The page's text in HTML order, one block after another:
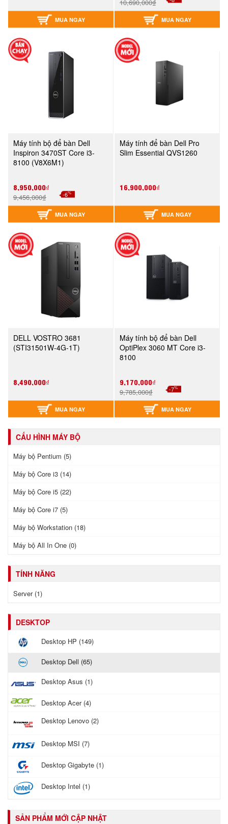
MUA NGAY
10,690,000₫
MUA NGAY
Máy tính bộ để bàn Dell
Inspiron 3470ST Core i3-
8100 (V8X6M1)
8,950,000₫
9,456,000₫ -6%
MUA NGAY
Máy tính để bàn Dell Pro
Slim Essential QVS1260
16,900,000₫
MUA NGAY
DELL VOSTRO 3681
(STI31501W-4G-1T)
8,490,000₫
MUA NGAY
Máy tính bộ để bàn Dell
OptiPlex 3060 MT Core i3-
8100
9,170,000₫
9,785,000₫ -7%
MUA NGAY
CẤU HÌNH MÁY BỘ
Máy bộ Pentium (5)
Máy bộ Core i3 (14)
Máy bộ Core i5 (22)
Máy bộ Core i7 (5)
Máy bộ Workstation (18)
Máy bộ All In One (0)
TÍNH NĂNG
Server (1)
DESKTOP
Desktop HP (149)
Desktop Dell (65)
Desktop Asus (1)
Desktop Acer (4)
Desktop Lenovo (2)
Desktop MSI (7)
Desktop Gigabyte (1)
Desktop Intel (1)
SẢN PHẨM MỚI CẬP NHẬT